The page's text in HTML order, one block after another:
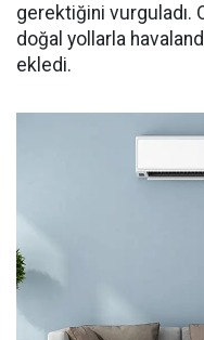
gerektiğini vurguladı.
doğal yollarla
ekledi.